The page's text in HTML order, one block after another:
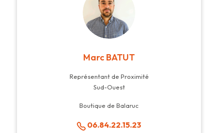
Marc BATUT
Représentant de Proximité
Sud-Ouest
Boutique de Balaruc
06.84.22.15.23